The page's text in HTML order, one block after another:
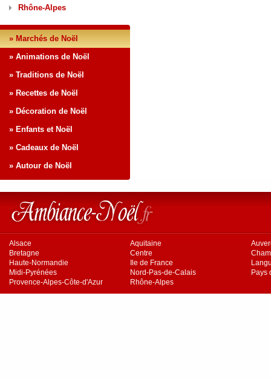
Rhône-Alpes
» Marchés de Noël
» Animations de Noël
» Traditions de Noël
» Recettes de Noël
» Décoration de Noël
» Enfants et Noël
» Cadeaux de Noël
» Autour de Noël
Alsace Aquitaine
Bretagne
Centre
Haute-Normandie
Ile de France
Midi-Pyrénées
Nord-Pas-de-Calais
Pays
Provence-Alpes-Côte-d'Azur
Rhône-Alpes